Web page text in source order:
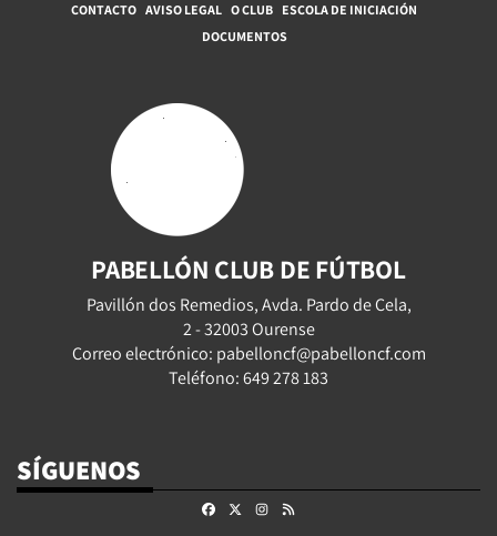
CONTACTO AVISO LEGAL O CLUB ESCOLA DE INICIACIÓN
DOCUMENTOS
PABELLÓN CLUB DE FÚTBOL
Pavillón dos Remedios, Avda. Pardo de Cela,
2 - 32003 Ourense
Correo electrónico: pabelloncf@pabelloncf.com
Teléfono: 649 278 183
SÍGUENOS
FacebookInstagram